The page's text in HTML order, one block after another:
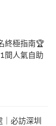
終極指南🏆
間人氣自助
必訪深圳